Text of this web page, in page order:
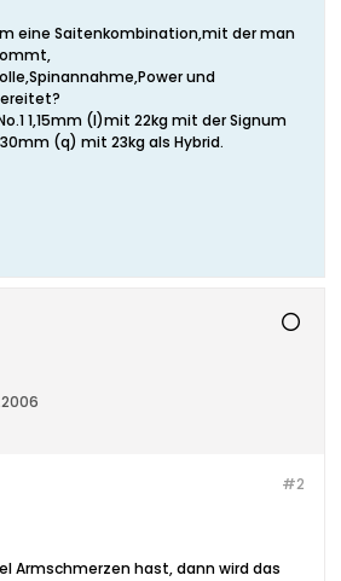
eine Saitenkombination,mit der man
und
1,15mm (l)mit 22kg mit der Signum
(q) mit 23kg als Hybrid.
#2
Armschmerzen hast, dann wird das